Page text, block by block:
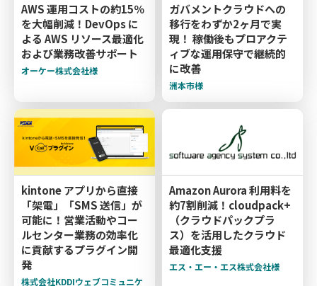
AWS 運用コストの約15％
を大幅削減！DevOps に
よる AWS リソース最適化
および業務改善サポート
オーケー株式会社様
ガバメントクラウドへの
移行をわずか2ヶ月で実
現！ 稼働後もプロアクテ
ィブな運用保守で継続的
に改善
洲本市様
kintone アプリから直接
「架電」「SMS 送信」が
可能に！営業活動やコー
ルセンター業務の効率化
に貢献するプラグイン開
発
株式会社KDDIウェブコミュニケ
Amazon Aurora 利用料を
約7割削減！cloudpack+
（クラウドパックプラ
ス）を活用したクラウド
最適化支援
エス・エー・エス株式会社様